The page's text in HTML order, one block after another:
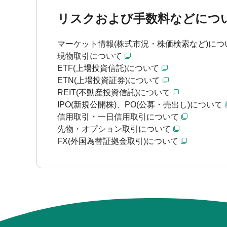
リスクおよび手数料などにつ
マーケット情報(株式市況・株価検索など)につ
現物取引について
ETF(上場投資信託)について
ETN(上場投資証券)について
REIT(不動産投資信託)について
IPO(新規公開株)、PO(公募・売出し)について
信用取引・一日信用取引について
先物・オプション取引について
FX(外国為替証拠金取引)について